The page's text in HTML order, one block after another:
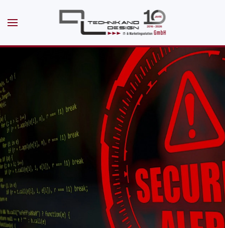
Skip to main content